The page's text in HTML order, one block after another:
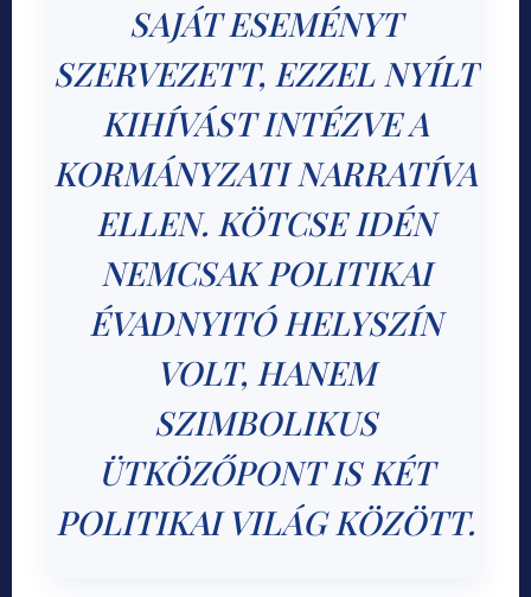
SAJÁT ESEMÉNYT
SZERVEZETT, EZZEL NYÍLT
KIHÍVÁST INTÉZVE A
KORMÁNYZATI NARRATÍVA
ELLEN. KÖTCSE IDÉN
NEMCSAK POLITIKAI
ÉVADNYITÓ HELYSZÍN
VOLT, HANEM
SZIMBOLIKUS
ÜTKÖZŐPONT IS KÉT
POLITIKAI VILÁG KÖZÖTT.